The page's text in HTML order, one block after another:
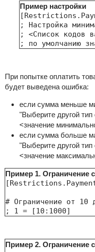
Пример настройки
; Настройка
; <Список кодов
; по умолчанию
При попытке оплатить
будет выведена ошибка:
если сумма меньше
"Выберите другой
<значение
если сумма больше
"Выберите другой
<значение
Пример 1.
# Ограничение от 10
; 1 = [10:1000]
Пример 2. Ограничение